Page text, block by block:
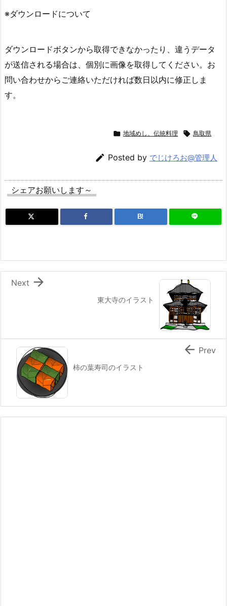
※ダウンロードについて
ダウンロードボタンから取得できなかったり、違うデータ
が送信される場合は、個別に画像を取得してください。お
問い合わせからご連絡いただければ数日以内に修正しま
す。
 地域めし、伝統料理  鳥取県
 Posted by でじけろお@管理人
シェアお願いします～
B!
東大寺のイラスト

Next
柿の葉寿司のイラスト
 Prev